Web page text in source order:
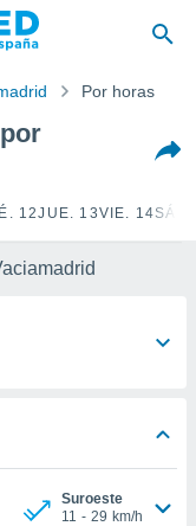
Por horas
12JUE. 13VIE. 14
Suroeste
11 - 29 km/h